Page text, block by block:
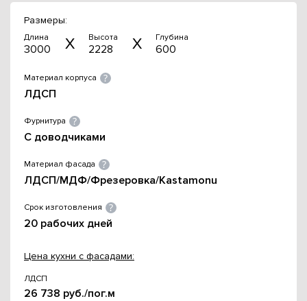
Размеры:
Длина
3000
Высота
2228
Глубина
600
Материал корпуса
ЛДСП
Фурнитура
С доводчиками
Материал фасада
ЛДСП/МДФ/Фрезеровка/Kastamonu
Срок изготовления
20 рабочих дней
Цена кухни с фасадами:
ЛДСП
26 738 руб./пог.м